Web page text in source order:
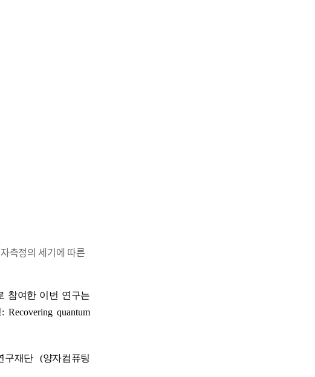
측정의 세기에 따른
참여한 이번 연구는
: Recovering quantum
구재단 (양자컴퓨팅